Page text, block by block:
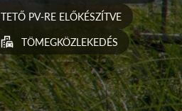
TETŐ PV-RE ELŐKÉSZÍTVE
TÖMEGKÖZLEKEDÉS